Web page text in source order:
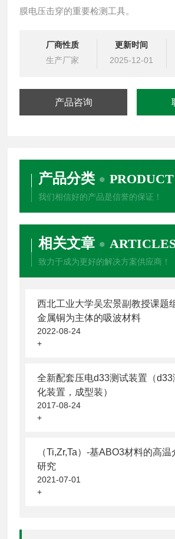
膜电压击穿的重要检测工具。
厂商性质
生产厂家
更新时间
2025-12-01
产品咨询
产品分类 PRODUCT
我们相信好的产品是信誉的保证！
相关文章
致力于成为更好的解决方案供应商！
西北工业大学吴宏景副教授课题
金属铜为主体的吸波材料
2022-08-24
+
全新配套压电d33测试装置（d33
化装置，成型装）
2017-08-24
+
（Ti,Zr,Ta）-基ABO3材料的高
研究
2021-07-01
+